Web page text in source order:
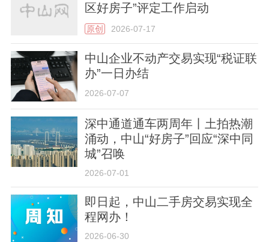
区好房子”评定工作启动
原创 2026-07-17
中山企业不动产交易实现“税证联
办”一日办结
2026-07-07
深中通道通车两周年丨土拍热潮
涌动，中山“好房子”回应“深中同
城”召唤
2026-07-01
即日起，中山二手房交易实现全
程网办！
2026-06-30